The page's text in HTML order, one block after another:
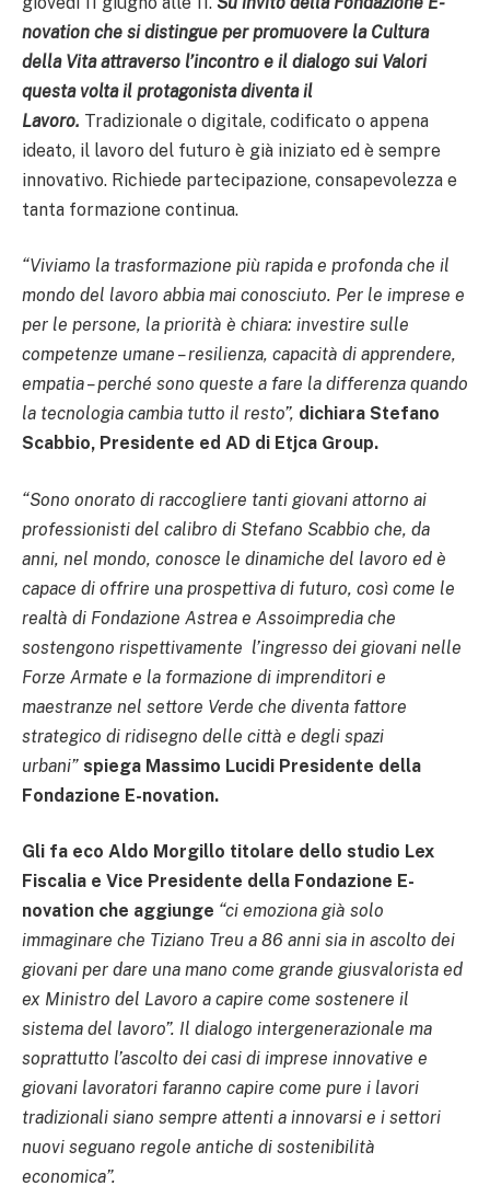
novation che si distingue per promuovere la Cultura
della Vita attraverso l’incontro e il dialogo sui Valori
questa volta il protagonista diventa il
Lavoro. Tradizionale o digitale, codificato o appena
ideato, il lavoro del futuro è già iniziato ed è sempre
innovativo. Richiede partecipazione, consapevolezza e
tanta formazione continua.
“Viviamo la trasformazione più rapida e profonda che il
mondo del lavoro abbia mai conosciuto. Per le imprese e
per le persone, la priorità è chiara: investire sulle
competenze umane – resilienza, capacità di apprendere,
empatia – perché sono queste a fare la differenza quando
la tecnologia cambia tutto il resto”, dichiara Stefano
Scabbio, Presidente ed AD di Etjca Group.
“Sono onorato di raccogliere tanti giovani attorno ai
professionisti del calibro di Stefano Scabbio che, da
anni, nel mondo, conosce le dinamiche del lavoro ed è
capace di offrire una prospettiva di futuro, così come le
realtà di Fondazione Astrea e Assoimpredia che
sostengono rispettivamente l’ingresso dei giovani nelle
Forze Armate e la formazione di imprenditori e
maestranze nel settore Verde che diventa fattore
strategico di ridisegno delle città e degli spazi
urbani” spiega Massimo Lucidi Presidente della
Fondazione E-novation.
Gli fa eco Aldo Morgillo titolare dello studio Lex
Fiscalia e Vice Presidente della Fondazione E-
novation che aggiunge “ci emoziona già solo
immaginare che Tiziano Treu a 86 anni sia in ascolto dei
giovani per dare una mano come grande giusvalorista ed
ex Ministro del Lavoro a capire come sostenere il
sistema del lavoro”. Il dialogo intergenerazionale ma
soprattutto l’ascolto dei casi di imprese innovative e
giovani lavoratori faranno capire come pure i lavori
tradizionali siano sempre attenti a innovarsi e i settori
nuovi seguano regole antiche di sostenibilità
economica”.